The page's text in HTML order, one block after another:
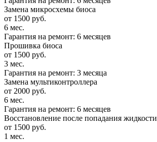
Замена микросхемы биоса
от 1500 руб.
6 мес.
Гарантия на ремонт: 6 месяцев
Прошивка биоса
от 1500 руб.
3 мес.
Гарантия на ремонт: 3 месяца
Замена мультиконтроллера
от 2000 руб.
6 мес.
Гарантия на ремонт: 6 месяцев
Восстановление после попадания жидкости
от 1500 руб.
1 мес.